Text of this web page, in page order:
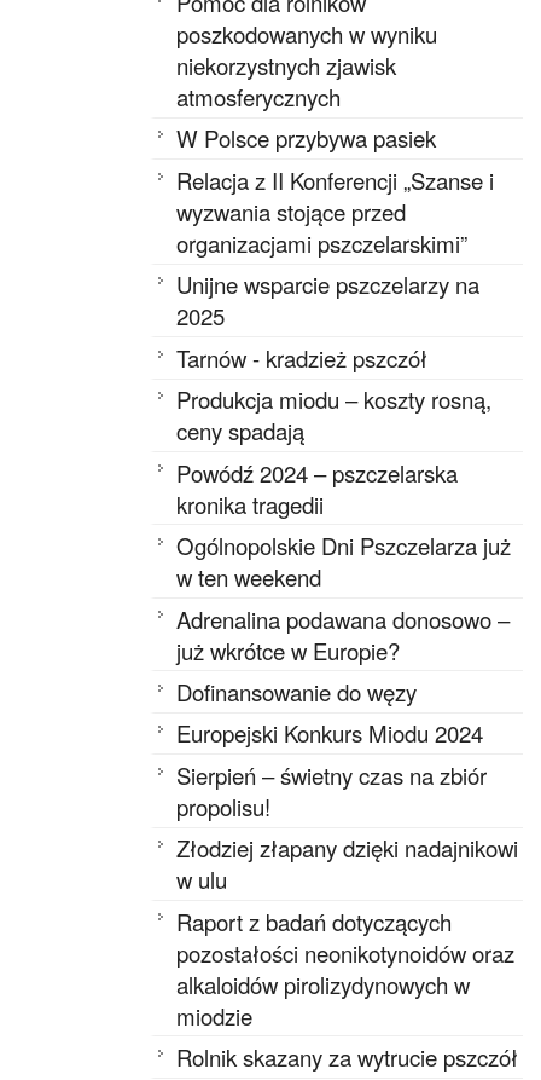
poszkodowanych w wyniku
niekorzystnych zjawisk
atmosferycznych
W Polsce przybywa pasiek
Relacja z II Konferencji „Szanse i
wyzwania stojące przed
organizacjami pszczelarskimi”
Unijne wsparcie pszczelarzy na
2025
Tarnów - kradzież pszczół
Produkcja miodu – koszty rosną,
ceny spadają
Powódź 2024 – pszczelarska
kronika tragedii
Ogólnopolskie Dni Pszczelarza już
w ten weekend
Adrenalina podawana donosowo –
już wkrótce w Europie?
Dofinansowanie do węzy
Europejski Konkurs Miodu 2024
Sierpień – świetny czas na zbiór
propolisu!
Złodziej złapany dzięki nadajnikowi
w ulu
Raport z badań dotyczących
pozostałości neonikotynoidów oraz
alkaloidów pirolizydynowych w
miodzie
Rolnik skazany za wytrucie pszczół